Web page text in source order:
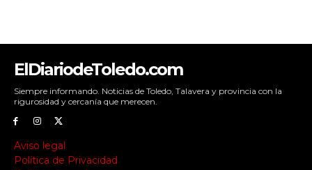
ElDiariodeToledo.com
Siempre informando. Noticias de Toledo, Talavera y provincia con la
rigurosidad y cercanía que merecen.
Aviso legal
Política de Privacidad